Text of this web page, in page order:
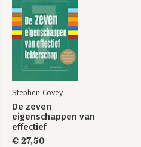
Stephen Covey
De zeven
eigenschappen van
effectief
leiderschap
€ 27,50